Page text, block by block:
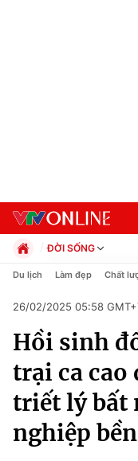
Chuyên mục
Chính trị
Xã hội
ĐỜI SỐNG
Chính trị
Pháp luật
Kinh tế
Thể thao
Truyền hình
Văn hóa - Giải
Y tế
Đời sống
Du lịch Làm đẹp Chất
26/02/2025 05:58
Hồi sinh
trại ca cao
triết lý bất
nghiệp